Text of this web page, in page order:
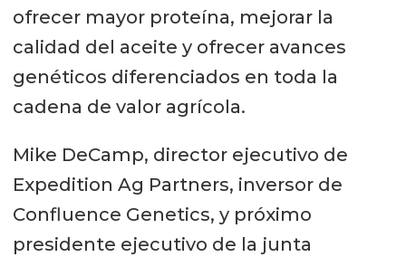
ofrecer mayor proteína, mejorar la
calidad del aceite y ofrecer avances
genéticos diferenciados en toda la
cadena de valor agrícola.
Mike DeCamp, director ejecutivo de
Expedition Ag Partners, inversor de
Confluence Genetics, y próximo
presidente ejecutivo de la junta